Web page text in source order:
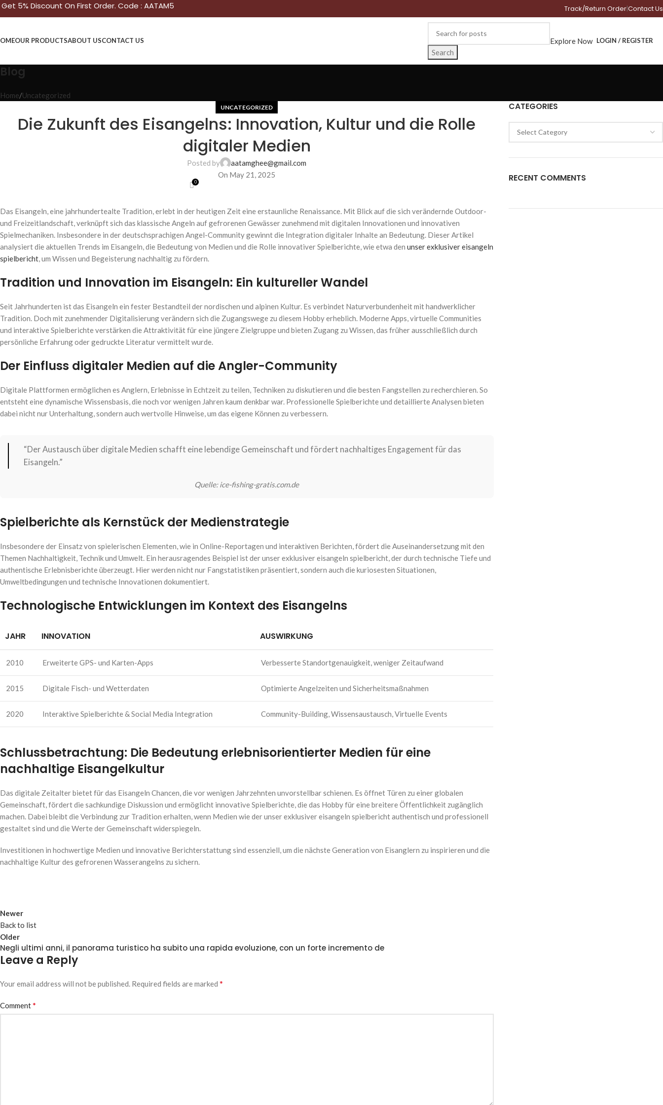
Get 5% Discount On First Order. Code : AATAM5 Track/Return Order|Contact Us
OUR PRODUCTSABOUT USCONTACT US
Search
Explore Now LOGIN / REGISTER
Blog
Home Uncategorized
UNCATEGORIZED
Die Zukunft des Eisangelns: Innovation, Kultur und die Rolle
digitaler Medien
Posted by
aatamghee@gmail.com
On May 21, 2025
0
Das Eisangeln, eine jahrhundertealte Tradition, erlebt in der heutigen Zeit eine erstaunliche Renaissance. Mit Blick auf die sich verändernde Outdoor-
und Freizeitlandschaft, verknüpft sich das klassische Angeln auf gefrorenen Gewässer zunehmend mit digitalen Innovationen und innovativen
Spielmechaniken. Insbesondere in der deutschsprachigen Angel-Community gewinnt die Integration digitaler Inhalte an Bedeutung. Dieser Artikel
analysiert die aktuellen Trends im Eisangeln, die Bedeutung von Medien und die Rolle innovativer Spielberichte, wie etwa den unser exklusiver eisangeln
spielbericht, um Wissen und Begeisterung nachhaltig zu fördern.
Tradition und Innovation im Eisangeln: Ein kultureller Wandel
Seit Jahrhunderten ist das Eisangeln ein fester Bestandteil der nordischen und alpinen Kultur. Es verbindet Naturverbundenheit mit handwerklicher
Tradition. Doch mit zunehmender Digitalisierung verändern sich die Zugangswege zu diesem Hobby erheblich. Moderne Apps, virtuelle Communities
und interaktive Spielberichte verstärken die Attraktivität für eine jüngere Zielgruppe und bieten Zugang zu Wissen, das früher ausschließlich durch
persönliche Erfahrung oder gedruckte Literatur vermittelt wurde.
Der Einfluss digitaler Medien auf die Angler-Community
Digitale Plattformen ermöglichen es Anglern, Erlebnisse in Echtzeit zu teilen, Techniken zu diskutieren und die besten Fangstellen zu recherchieren. So
entsteht eine dynamische Wissensbasis, die noch vor wenigen Jahren kaum denkbar war. Professionelle Spielberichte und detaillierte Analysen bieten
dabei nicht nur Unterhaltung, sondern auch wertvolle Hinweise, um das eigene Können zu verbessern.
“Der Austausch über digitale Medien schafft eine lebendige Gemeinschaft und fördert nachhaltiges Engagement für das
Eisangeln.”
Quelle: ice-fishing-gratis.com.de
Spielberichte als Kernstück der Medienstrategie
Insbesondere der Einsatz von spielerischen Elementen, wie in Online-Reportagen und interaktiven Berichten, fördert die Auseinandersetzung mit den
Themen Nachhaltigkeit, Technik und Umwelt. Ein herausragendes Beispiel ist der unser exklusiver eisangeln spielbericht, der durch technische Tiefe und
authentische Erlebnisberichte überzeugt. Hier werden nicht nur Fangstatistiken präsentiert, sondern auch die kuriosesten Situationen,
Umweltbedingungen und technische Innovationen dokumentiert.
Technologische Entwicklungen im Kontext des Eisangelns
JAHR INNOVATION AUSWIRKUNG
2010 Erweiterte GPS- und Karten-Apps Verbesserte Standortgenauigkeit, weniger Zeitaufwand
2015 Digitale Fisch- und Wetterdaten Optimierte Angelzeiten und Sicherheitsmaßnahmen
2020 Interaktive Spielberichte & Social Media Integration Community-Building, Wissensaustausch, Virtuelle Events
Schlussbetrachtung: Die Bedeutung erlebnisorientierter Medien für eine
nachhaltige Eisangelkultur
Das digitale Zeitalter bietet für das Eisangeln Chancen, die vor wenigen Jahrzehnten unvorstellbar schienen. Es öffnet Türen zu einer globalen
Gemeinschaft, fördert die sachkundige Diskussion und ermöglicht innovative Spielberichte, die das Hobby für eine breitere Öffentlichkeit zugänglich
machen. Dabei bleibt die Verbindung zur Tradition erhalten, wenn Medien wie der unser exklusiver eisangeln spielbericht authentisch und professionell
gestaltet sind und die Werte der Gemeinschaft widerspiegeln.
Investitionen in hochwertige Medien und innovative Berichterstattung sind essenziell, um die nächste Generation von Eisanglern zu inspirieren und die
nachhaltige Kultur des gefrorenen Wasserangelns zu sichern.
Newer
Back to list
Older
Negli ultimi anni, il panorama turistico ha subito una rapida evoluzione, con un forte incremento de
Leave a Reply
Your email address will not be published. Required fields are marked *
Comment*
CATEGORIES
RECENT COMMENTS